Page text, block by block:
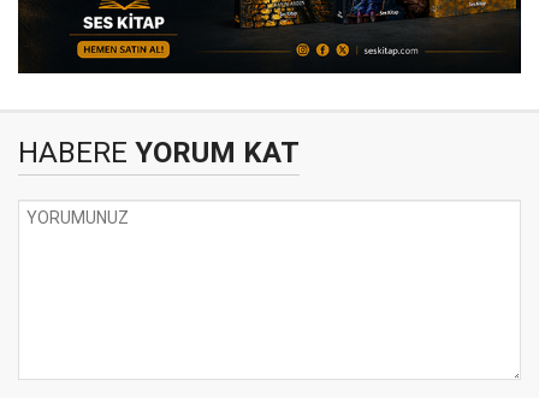
HABERE YORUM KAT